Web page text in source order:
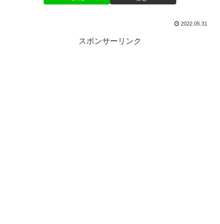
2022.05.31
スポンサーリンク